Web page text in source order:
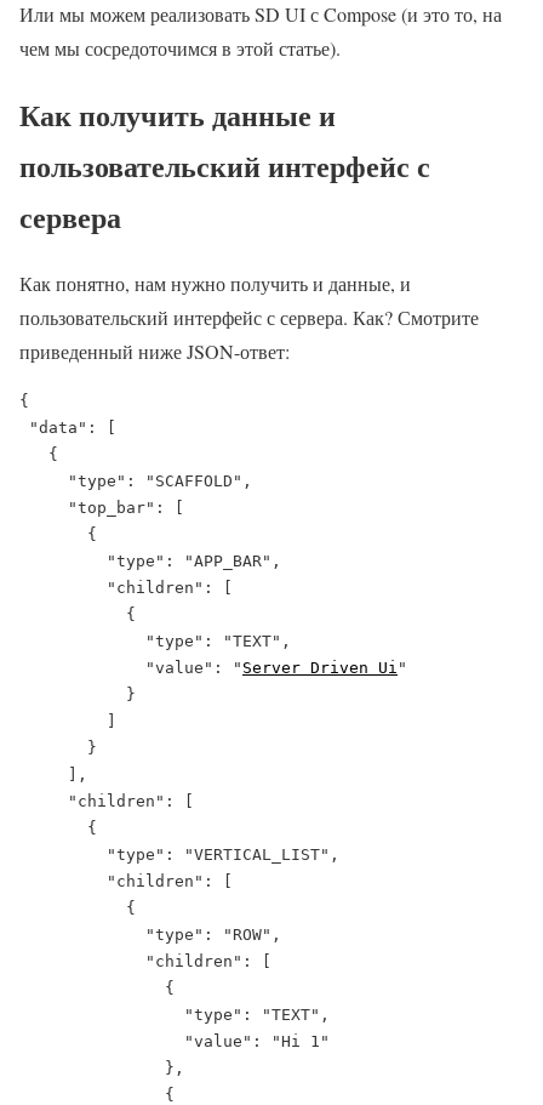
Или мы можем реализовать SD UI с Compose (и это то, на
чем мы сосредоточимся в этой статье).
Как получить данные и
пользовательский интерфейс с
сервера
Как понятно, нам нужно получить и данные, и
пользовательский интерфейс с сервера. Как? Смотрите
приведенный ниже JSON-ответ:
{
"data": [
{
"type": "SCAFFOLD",
"top_bar": [
{
"type": "APP_BAR",
"children": [
{
"type": "TEXT",
"value": " Server Driven Ui "
}
}
],
"children": [
{
"type": "VERTICAL_LIST",
"children": [
{
"type": "ROW",
"children": [
{
"type": "TEXT",
"value": "Hi 1"
},
{